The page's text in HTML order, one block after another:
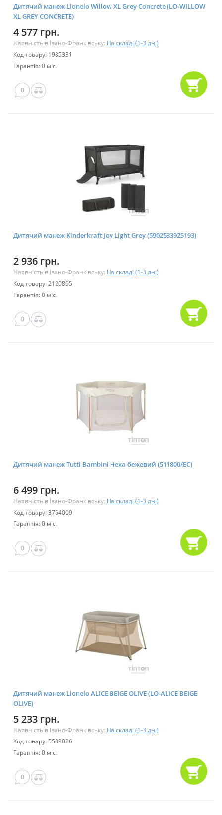
Дитячий манеж Lionelo Willow XL Grey Concrete (LO-WILLOW
XL GREY CONCRETE)
4 577 грн.
Наявність в Івано-Франківську: На складі (1-3 дні)
Код товару: 1985331
Гарантія: 0 міс.
0
Дитячий манеж Kinderkraft Joy Light Grey (5902533925193)
2 936 грн.
Наявність в Івано-Франківську: На складі (1-3 дні)
Код товару: 2120895
Гарантія: 0 міс.
0
Дитячий манеж Tutti Bambini Hexa бежевий (511800/EC)
6 499 грн.
Наявність в Івано-Франківську: На складі (1-3 дні)
Код товару: 3754009
Гарантія: 0 міс.
0
Дитячий манеж Lionelo ALICE BEIGE OLIVE (LO-ALICE BEIGE
OLIVE)
5 233 грн.
Наявність в Івано-Франківську: На складі (1-3 дні)
Код товару: 5589026
Гарантія: 0 міс.
0